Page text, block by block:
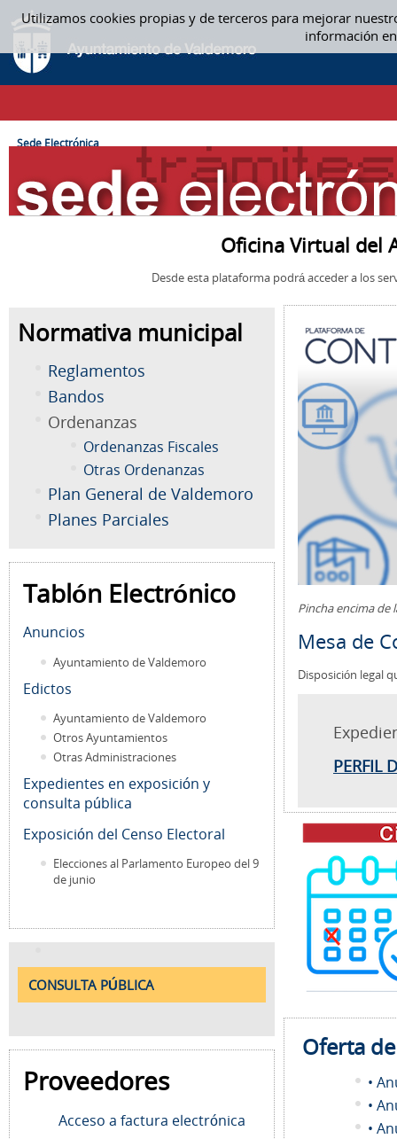
Utilizamos cookies propias y de terceros para mejorar
información
Saltar al contenido
SEDE ELECTRÓNICA
CAMINO DE MIGAS
Sede Electrónica
Oficina Virtual del
Desde esta plataforma podrá acceder a los
Normativa municipal
Reglamentos
Bandos
Ordenanzas
Ordenanzas Fiscales
Otras Ordenanzas
Plan General de Valdemoro
Planes Parciales
Tablón Electrónico
Anuncios
Ayuntamiento de Valdemoro
Edictos
Ayuntamiento de Valdemoro
Otros Ayuntamientos
Otras Administraciones
Expedientes en exposición y
consulta pública
Exposición del Censo Electoral
Elecciones al Parlamento Europeo del 9
de junio
CONSULTA PÚBLICA
Proveedores
Acceso a factura electrónica
Pincha encima de
Mesa de
Disposición legal
PERFIL
Oferta
•
•
•